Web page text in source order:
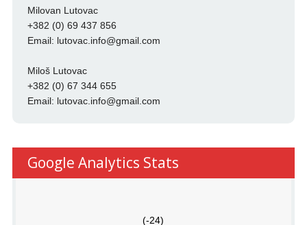
Milovan Lutovac
+382 (0) 69 437 856
Email: lutovac.info@gmail.com
Miloš Lutovac
+382 (0) 67 344 655
Email: lutovac.info@gmail.com
Google Analytics Stats
(-24)